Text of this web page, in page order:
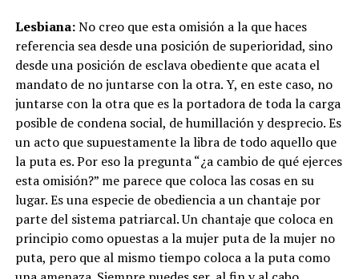
Lesbiana:No creo que esta omisión a la que haces
referencia sea desde una posición de superioridad, sino
desde una posición de esclava obediente que acata el
mandato de no juntarse con la otra. Y, en este caso, no
juntarse con la otra que es la portadora de toda la carga
posible de condena social, de humillación y desprecio. Es
un acto que supuestamente la libra de todo aquello que
la puta es. Por eso la pregunta “¿a cambio de qué ejerces
esta omisión?” me parece que coloca las cosas en su
lugar. Es una especie de obediencia a un chantaje por
parte del sistema patriarcal. Un chantaje que coloca en
principio como opuestas a la mujer puta de la mujer no
puta, pero que al mismo tiempo coloca a la puta como